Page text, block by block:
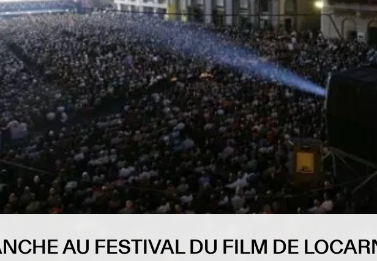
AU FESTIVAL DU FILM DE